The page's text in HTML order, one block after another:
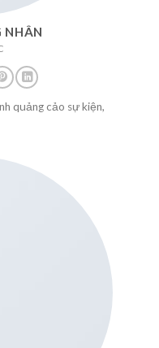
NHÂN
quảng cảo sự kiện,